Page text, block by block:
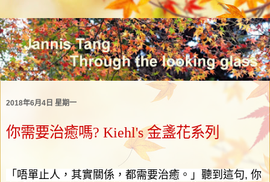
2018年6月4日 星期一
你需要治癒嗎? Kiehl's 金盞花系列
「 唔單止人，其實關係，都需要治癒。 」聽到這句, 你